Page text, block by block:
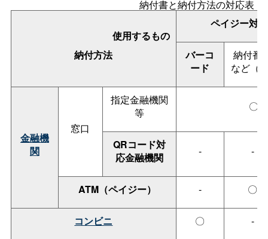
納付書と納付方法の対応表
使用するもの
納付方法
ペイジー対
バーコ
ード
納付番
など（※
金融機
関
窓口
指定金融機関
等
〇
QRコード対
応金融機関
- -
ATM（ペイジー） - 〇
コンビニ 〇 -